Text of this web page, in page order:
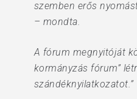
szemben erős
– mondta.
A fórum megnyitóját
kormányzás fórum”
szándéknyilatkozatot.”